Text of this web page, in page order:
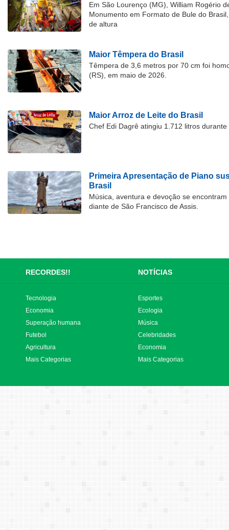
Em São Lourenço (MG), William Rogério
Monumento em Formato de Bule do
de altura
Maior Têmpera do Brasil
Têmpera de 3,6 metros por 70 cm foi
(RS), em maio de 2026.
Maior Arroz de Leite do Brasil
Chef Edi Dagrê atingiu 1.712 litros
Primeira Apresentação de Piano
Brasil
Música, aventura e devoção se
diante de São Francisco de Assis.
RECORDES!! NOTÍCIAS
Tecnologia
Economia
Superação humana
Futebol
Agricultura
Mais Categorias
Esportes
Ecologia
Música
Celebridades
Economia
Mais Categorias